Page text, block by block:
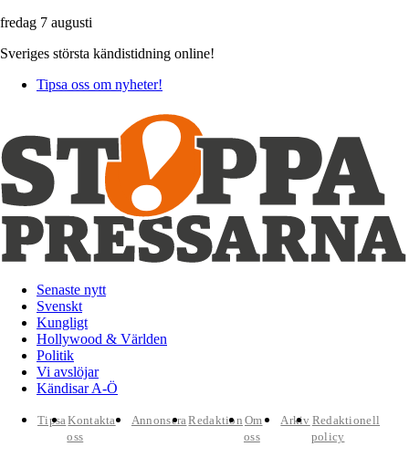
fredag 7 augusti
Sveriges största kändistidning online!
Tipsa oss om nyheter!
Senaste nytt
Svenskt
Kungligt
Hollywood & Världen
Politik
Vi avslöjar
Kändisar A-Ö
TipsaKontakta
oss
AnnonseraRedaktion Om
oss
Arkiv Redaktionell
policy